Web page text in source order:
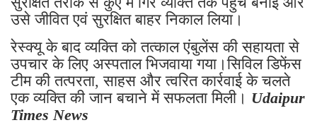
उसे जीवित एवं सुरक्षित बाहर निकाल लिया।
रेस्क्यू के बाद व्यक्ति को तत्काल एंबुलेंस की सहायता से
उपचार के लिए अस्पताल भिजवाया गया।सिविल डिफेंस
टीम की तत्परता, साहस और त्वरित कार्रवाई के चलते
एक व्यक्ति की जान बचाने में सफलता मिली। Udaipur
Times News